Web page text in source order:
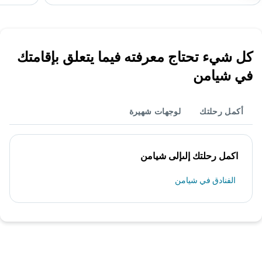
كل شيء تحتاج معرفته فيما يتعلق بإقامتك
في شيامن
أكمل رحلتك لوجهات شهيرة
اكمل رحلتك إلىإلى شيامن
الفنادق في شيامن